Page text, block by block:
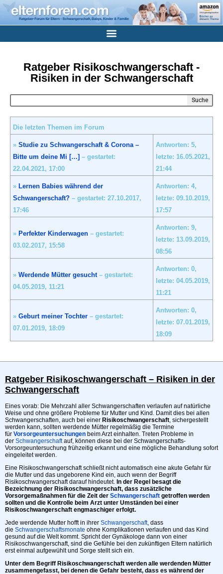
Ratgeber Risikoschwangerschaft -
Risiken in der Schwangerschaft
Suche
Die letzten Themen im Forum
» Studie zu Schwangerschaft & Corona –
Bitte um deine Mi […] – gestartet:
22.04.2021, 17:00
Antworten: 5,
letzte: 16.05.2021,
21:44
» Lernen Babies während der
Schwangerschaft? – gestartet: 27.10.2017,
17:46
Antworten: 4,
letzte: 09.10.2019,
17:57
» Perfekter Kinderwagen – gestartet:
03.02.2017, 15:58
Antworten: 9,
letzte: 13.09.2019,
08:56
» Werdende Mütter gesucht – gestartet:
04.05.2019, 11:21
Antworten: 0,
letzte: 04.05.2019,
11:21
» Geburt meiner Tochter – gestartet:
07.01.2019, 18:09
Antworten: 0,
letzte: 07.01.2019,
18:09
Ratgeber Risikoschwangerschaft – Risiken in der
Schwangerschaft
Eines vorab: Die Mehrzahl aller Schwangerschaften verlaufen auf natürliche
Weise und ohne größere Probleme für Mutter und Kind. Damit dies bei allen
Schwangerschaften, auch bei einer Risikoschwangerschaft , sichergestellt
werden kann, sollten werdende Mütter regelmäßig die Termine
für Vorsorgeuntersuchungen beim Arzt einhalten. Treten Probleme in
der Schwangerschaftauf, können diese bei der Schwangerschafts-
Vorsorgeuntersuchung frühzeitig erkannt und eine mögliche Behandlung sofort
eingeleitet werden.
Eine Risikoschwangerschaft schließt nicht automatisch eine akute Gefahr für
die Mutter und das ungeborene Kind ein, auch wenn der Begriff
Risikoschwangerschaft darauf hindeutet. In der Regel besagt die
Bezeichnung der Risikoschwangerschaft, dass zusätzliche
Vorsorgemaßnahmen für die Zeit der Schwangerschaft getroffen werden
sollten und die Kontrolle beim Arzt unter Umständen bei einer
Risikoschwangerschaft engmaschiger erfolgt.
Jede werdende Mutter hofft in ihrer Schwangerschaft, dass
die Schwangerschaftsmonate ohne Komplikationen verlaufen und das Kind
gesund auf die Welt kommt. Spricht der Gynäkologe dann von einer
Risikoschwangerschaft, sind die Gefühle bei den zukünftigen Eltern natürlich
erst einmal aufgewühlt und Sorge stellt sich ein.
Unter dem Begriff Risikoschwangerschaft werden alle werdenden Mütter
zusammengefasst, bei denen die Gefahr besteht, dass es während der